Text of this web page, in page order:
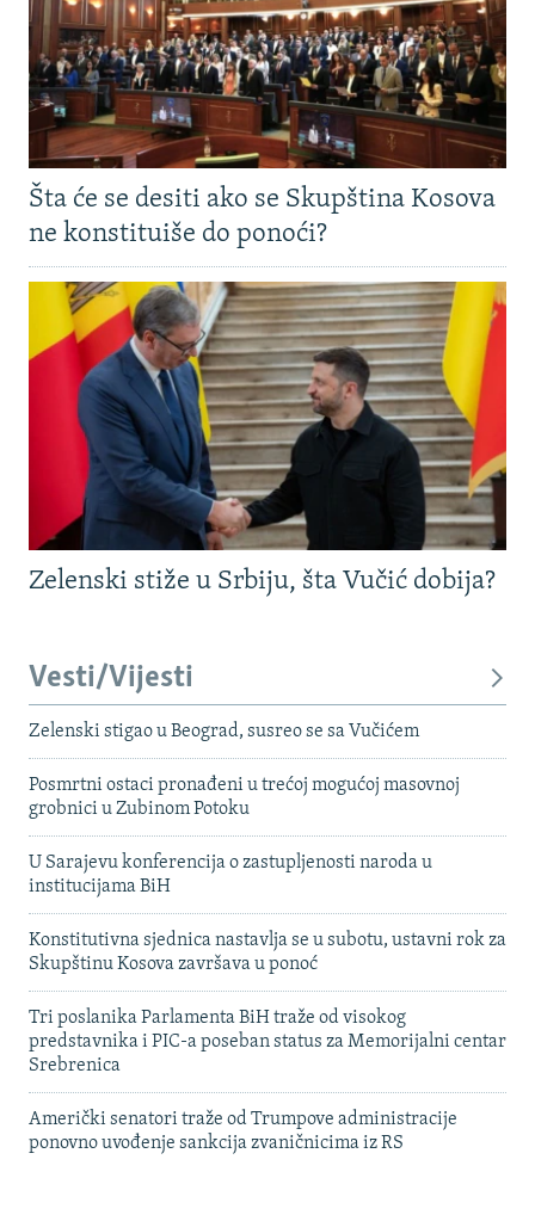
Šta će se desiti ako se Skupština Kosova
ne konstituiše do ponoći?
Zelenski stiže u Srbiju, šta Vučić dobija?
Vesti/Vijesti
Zelenski stigao u Beograd, susreo se sa Vučićem
Posmrtni ostaci pronađeni u trećoj mogućoj masovnoj
grobnici u Zubinom Potoku
U Sarajevu konferencija o zastupljenosti naroda u
institucijama BiH
Konstitutivna sjednica nastavlja se u subotu, ustavni rok za
Skupštinu Kosova završava u ponoć
Tri poslanika Parlamenta BiH traže od visokog
predstavnika i PIC-a poseban status za Memorijalni centar
Srebrenica
Američki senatori traže od Trumpove administracije
ponovno uvođenje sankcija zvaničnicima iz RS